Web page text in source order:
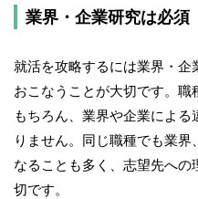
業界・企業研究は必須
就活を攻略するには業界・企
おこなうことが大切です。
もちろん、業界や企業によ
りません。同じ職種でも業
なることも多く、志望先へ
切です。